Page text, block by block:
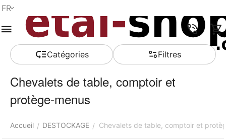
FR
Сatégories Filtres
Chevalets de table, comptoir et
protège-menus
Accueil / DESTOCKAGE / Chevalets de table, comptoir et
Menu Recherche
rapide
Panier Liste de
souhaits
Comparer Compte